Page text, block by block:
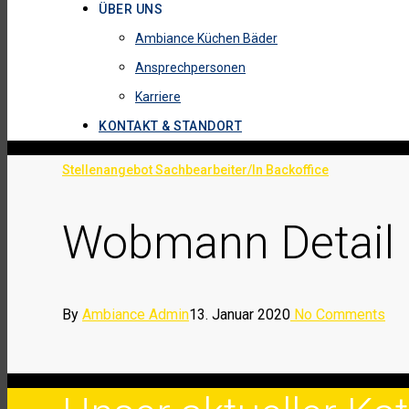
ÜBER UNS
Ambiance Küchen Bäder
Ansprechpersonen
Karriere
KONTAKT & STANDORT
Stellenangebot Sachbearbeiter/In Backoffice
Wobmann Detail
By Ambiance Admin13. Januar 2020 No Comments